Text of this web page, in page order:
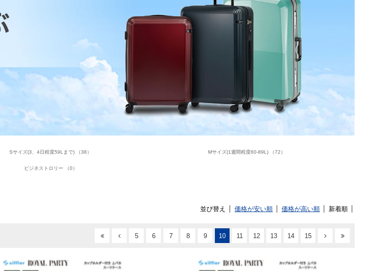
Sサイズ(3、4日程度59Lまで) （38） Mサイズ(1週間程度60-89L) （72）
ビジネストロリー （0）
並び替え 価格が安い順 価格が高い順 新着順
5 6 7 8 9 10 11 12 13 14 15